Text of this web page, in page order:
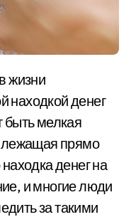
находкой денег
быть мелкая
лежащая прямо
денег на
и многие люди
за такими